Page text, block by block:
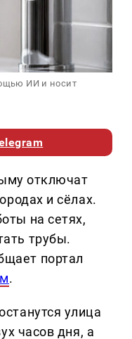
ИИ и носит
отключат
и сёлах.
на сетях,
трубы.
портал
.
улица
часов дня, а